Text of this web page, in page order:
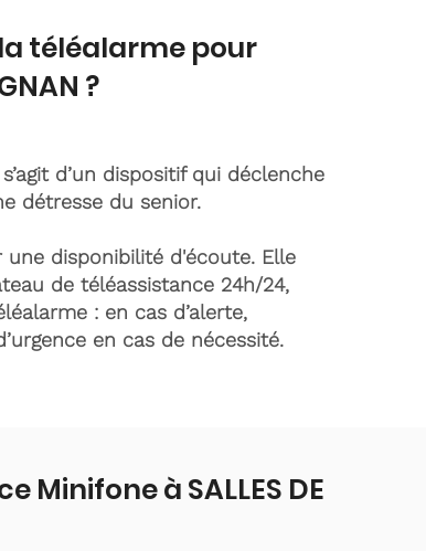
téléalarme pour
?
d’un dispositif qui déclenche
détresse du senior.
disponibilité d'écoute. Elle
de téléassistance 24h/24,
: en cas d’alerte,
en cas de nécessité.
à SALLES DE